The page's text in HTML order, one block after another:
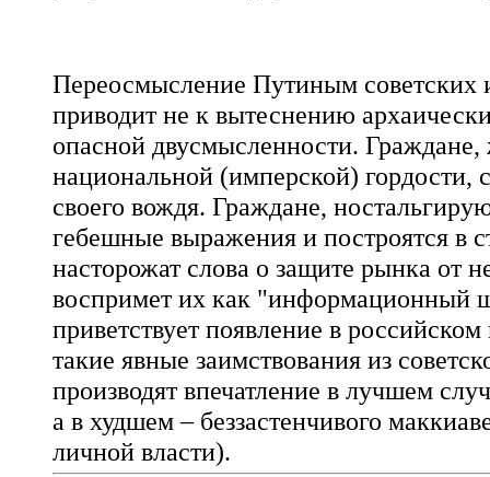
Переосмысление Путиным советских
приводит не к вытеснению
опасной двусмысленности.
национальной (имперской)
своего вождя. Граждане,
гебешные выражения и построятся в
насторожат слова о защите рынка от
воспримет их как "информационный
приветствует появление в
такие явные заимствования из
производят впечатление в лучшем
а в худшем – беззастенчивого
личной власти).